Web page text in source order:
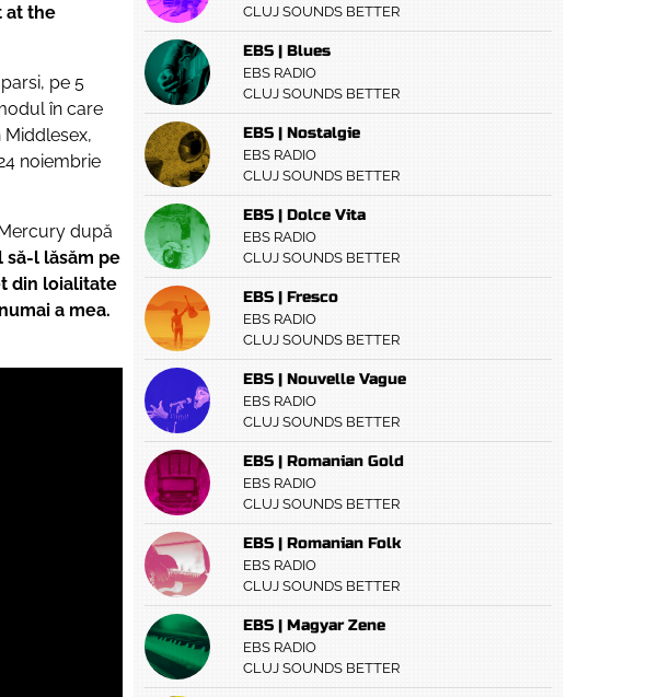
at the
pe 5
în care
Middlesex,
noiembrie
după
să-l lăsăm pe
din loialitate
a mea.
CLUJ SOUNDS BETTER
EBS | Blues
EBS RADIO
CLUJ SOUNDS BETTER
EBS | Nostalgie
EBS RADIO
CLUJ SOUNDS BETTER
EBS | Dolce Vita
EBS RADIO
CLUJ SOUNDS BETTER
EBS | Fresco
EBS RADIO
CLUJ SOUNDS BETTER
EBS | Nouvelle Vague
EBS RADIO
CLUJ SOUNDS BETTER
EBS | Romanian Gold
EBS RADIO
CLUJ SOUNDS BETTER
EBS | Romanian Folk
EBS RADIO
CLUJ SOUNDS BETTER
EBS | Magyar Zene
EBS RADIO
CLUJ SOUNDS BETTER